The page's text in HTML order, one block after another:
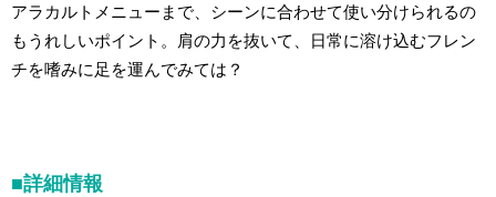
アラカルトメニューまで、シーンに合わせて使い分けられるの
もうれしいポイント。肩の力を抜いて、日常に溶け込むフレン
チを嗜みに足を運んでみては？
■詳細情報